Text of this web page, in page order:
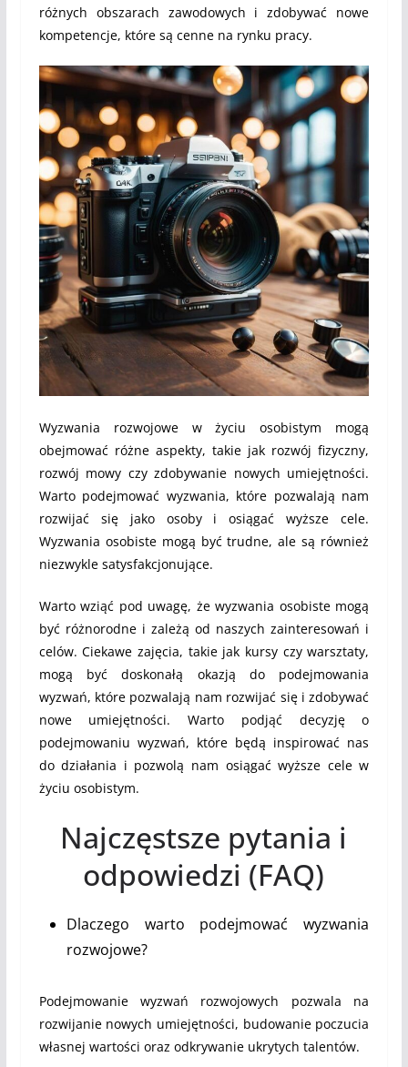
różnych obszarach zawodowych i zdobywać nowe
kompetencje, które są cenne na rynku pracy.
Wyzwania rozwojowe w życiu osobistym mogą
obejmować różne aspekty, takie jak rozwój fizyczny,
rozwój mowy czy zdobywanie nowych umiejętności.
Warto podejmować wyzwania, które pozwalają nam
rozwijać się jako osoby i osiągać wyższe cele.
Wyzwania osobiste mogą być trudne, ale są również
niezwykle satysfakcjonujące.
Warto wziąć pod uwagę, że wyzwania osobiste mogą
być różnorodne i zależą od naszych zainteresowań i
celów. Ciekawe zajęcia, takie jak kursy czy warsztaty,
mogą być doskonałą okazją do podejmowania
wyzwań, które pozwalają nam rozwijać się i zdobywać
nowe umiejętności. Warto podjąć decyzję o
podejmowaniu wyzwań, które będą inspirować nas
do działania i pozwolą nam osiągać wyższe cele w
życiu osobistym.
Najczęstsze pytania i
odpowiedzi (FAQ)
Dlaczego warto podejmować wyzwania
rozwojowe?
Podejmowanie wyzwań rozwojowych pozwala na
rozwijanie nowych umiejętności, budowanie poczucia
własnej wartości oraz odkrywanie ukrytych talentów.